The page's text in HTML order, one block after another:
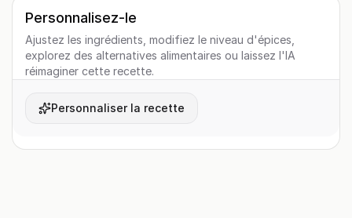
Personnalisez-le
Ajustez les ingrédients, modifiez le niveau d'épices,
explorez des alternatives alimentaires ou laissez l'IA
réimaginer cette recette.
Personnaliser la recette